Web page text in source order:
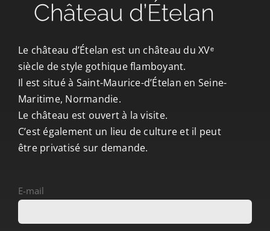
Le château d’Ételan est un château du XVᵉ
siècle de style gothique flamboyant.
Il est situé à Saint-Maurice-d’Ételan en Seine-
Maritime, Normandie.
Le château est ouvert à la visite.
C’est également un lieu de culture et il peut
être privatisé sur demande.
E-mail